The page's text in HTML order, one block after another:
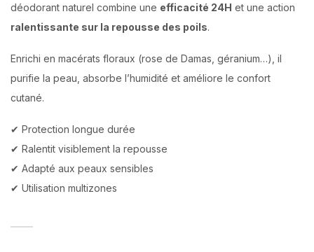
déodorant naturel combine une efficacité 24H et une action
ralentissante sur la repousse des poils.
Enrichi en macérats floraux (rose de Damas, géranium…), il
purifie la peau, absorbe l’humidité et améliore le confort
cutané.
✔ Protection longue durée
✔ Ralentit visiblement la repousse
✔ Adapté aux peaux sensibles
✔ Utilisation multizones